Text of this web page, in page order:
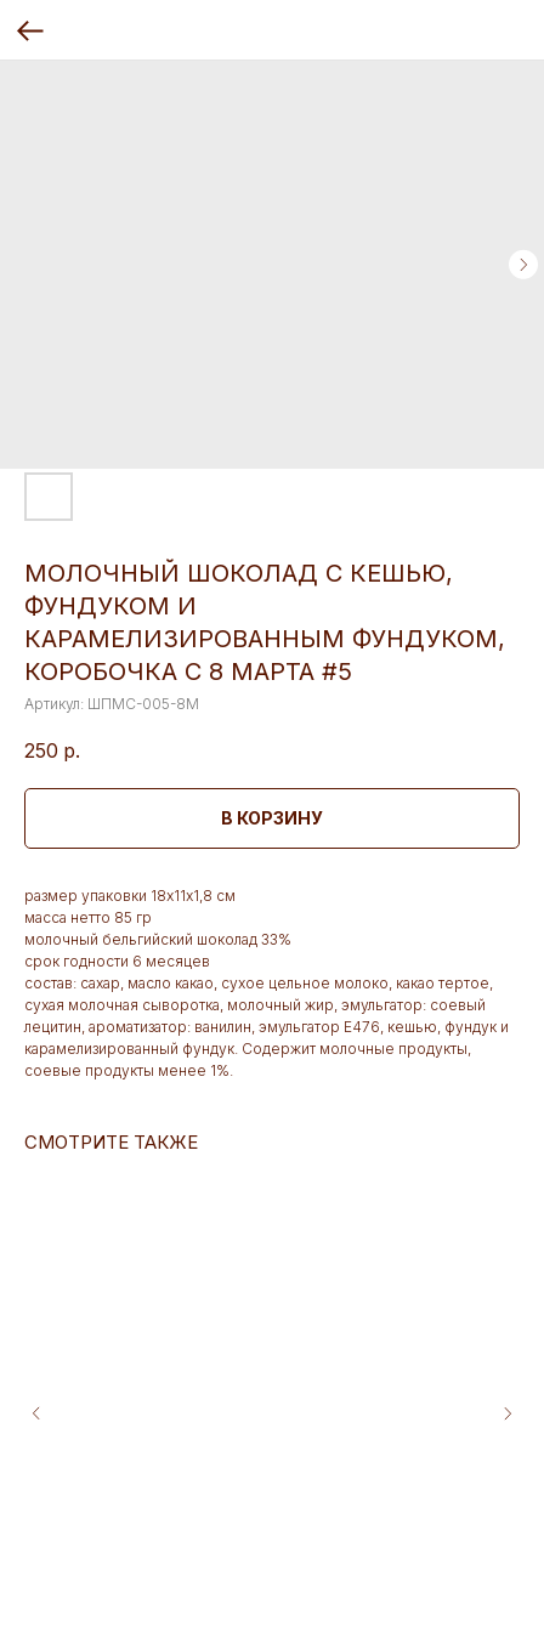
МОЛОЧНЫЙ ШОКОЛАД С КЕШЬЮ,
ФУНДУКОМ И
КАРАМЕЛИЗИРОВАННЫМ ФУНДУКОМ,
КОРОБОЧКА С 8 МАРТА #5
Артикул: ШПМС-005-8М
250 р.
В КОРЗИНУ
размер упаковки 18х11х1,8 см
масса нетто 85 гр
молочный бельгийский шоколад 33%
срок годности 6 месяцев
состав: сахар, масло какао, сухое цельное молоко, какао тертое,
сухая молочная сыворотка, молочный жир, эмульгатор: соевый
лецитин, ароматизатор: ванилин, эмульгатор Е476, кешью, фундук и
карамелизированный фундук. Содержит молочные продукты,
соевые продукты менее 1%.
СМОТРИТЕ ТАКЖЕ